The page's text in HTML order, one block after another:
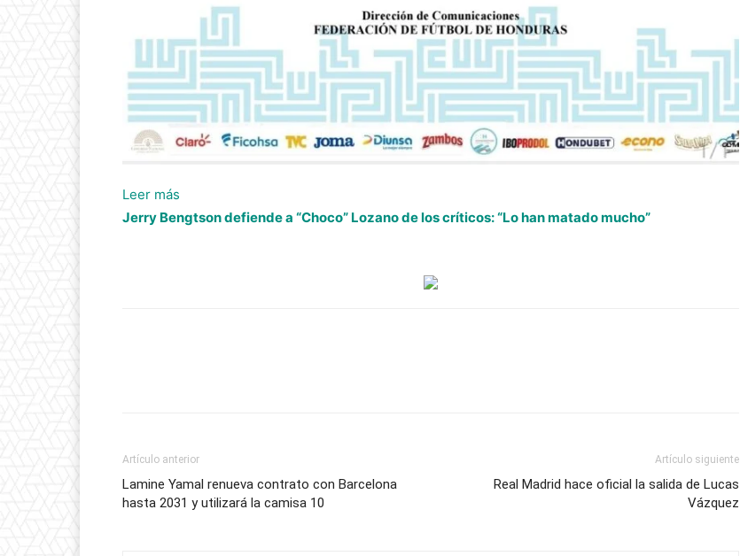
Leer más
TAS
Liga
Nacional
Jerry Bengtson defiende a “Choco” Lozano de los críticos: “Lo han matado mucho”
Artículo anterior
Lamine Yamal renueva contrato con Barcelona
hasta 2031 y utilizará la camisa 10
Artículo siguiente
Real Madrid hace oficial la salida de Lucas
Vázquez